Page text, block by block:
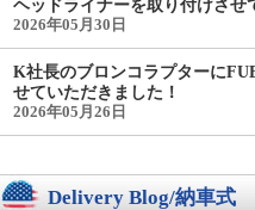
ヘッドライナーを取り付けさせ
2026年05月30日
K社長のブロンコラプターに
せていただきました！
2026年05月26日
Delivery Blog/納車式